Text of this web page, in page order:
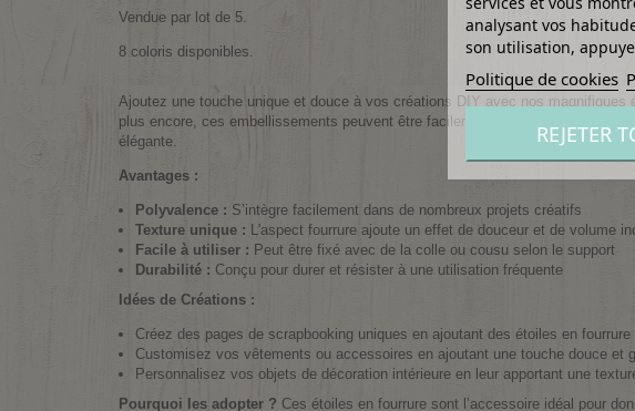
Vendue par lot de 5.
8 coloris disponibles.
Ajoutez une touche unique et douce à vos créations DIY avec nos
plus encore, ces embellissements peuvent être facilement collés ou cousus
élégante.
Avantages :
Polyvalence : S’intègre facilement dans de nombreux projets créatifs
Texture unique : L'aspect fourrure ajoute un effet de douceur et de volume
Facile à utiliser : Peut être fixé avec de la colle ou cousu selon le support
Durabilité : Conçu pour durer et résister à une utilisation fréquente
Idées de Créations :
Créez des pages de scrapbooking uniques en ajoutant des étoiles en
Customisez vos vêtements ou accessoires en ajoutant une touche douce et
Personnalisez vos objets de décoration intérieure en leur apportant une
Pourquoi les adopter ? Ces étoiles en fourrure sont l’accessoire idéal pour
analysant vos
son utilisation,
Politique de cookies
REJETER